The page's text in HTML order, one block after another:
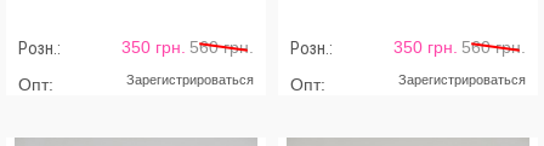
Розн.: 350 грн. 560 грн.
Опт:
Зарегистрироваться
Розн.: 350 грн. 560 грн.
Опт:
Зарегистрироваться